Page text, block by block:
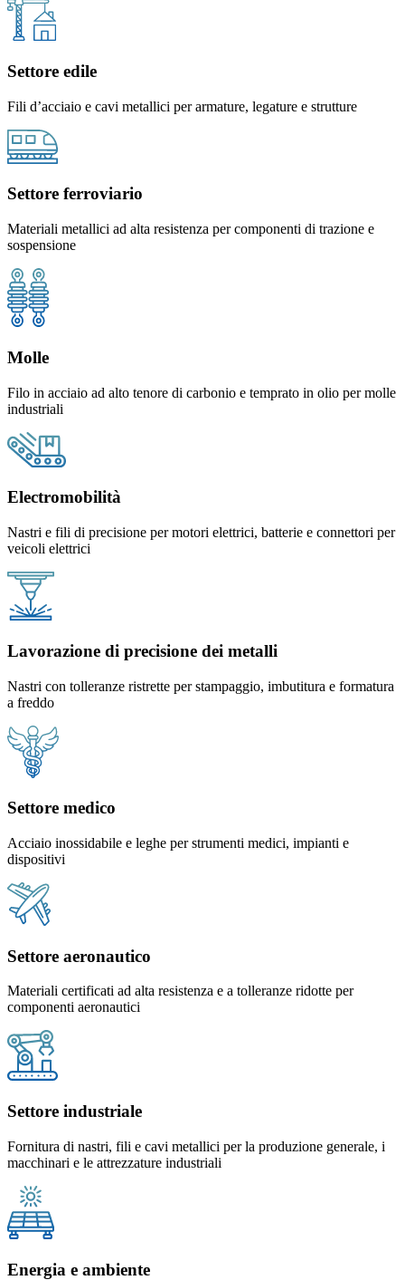
Settore edile
Fili d’acciaio e cavi metallici per armature, legature e strutture
Settore ferroviario
Materiali metallici ad alta resistenza per componenti di trazione e
sospensione
Molle
Filo in acciaio ad alto tenore di carbonio e temprato in olio per molle
industriali
Electromobilità
Nastri e fili di precisione per motori elettrici, batterie e connettori per
veicoli elettrici
Lavorazione di precisione dei metalli
Nastri con tolleranze ristrette per stampaggio, imbutitura e formatura
a freddo
Settore medico
Acciaio inossidabile e leghe per strumenti medici, impianti e
dispositivi
Settore aeronautico
Materiali certificati ad alta resistenza e a tolleranze ridotte per
componenti aeronautici
Settore industriale
Fornitura di nastri, fili e cavi metallici per la produzione generale, i
macchinari e le attrezzature industriali
Energia e ambiente